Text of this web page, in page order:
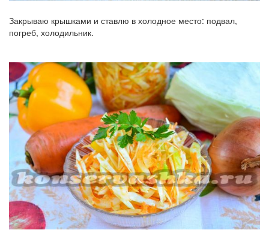
Закрываю крышками и ставлю в холодное место: подвал,
погреб, холодильник.